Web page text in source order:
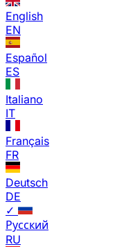
English
EN
Español
ES
Italiano
IT
Français
FR
Deutsch
DE
✓
Русский
RU